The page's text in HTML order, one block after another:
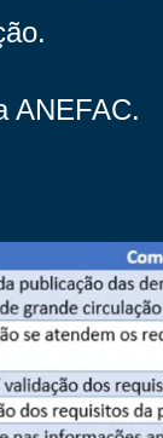
ANEFAC.